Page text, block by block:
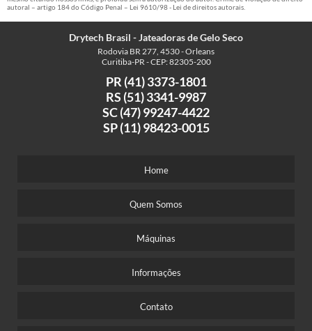
autoral – artigo 184 do Código Penal – Lei 9610/98 - Lei de direitos autorais
Drytech Brasil - Jateadoras de Gelo Seco
Rodovia BR 277, 4530 - Orleans
Curitiba-PR - CEP: 82305-200
PR (41) 3373-1801
RS (51) 3341-9987
SC (47) 99247-4422
SP (11) 98423-0015
Home
Quem Somos
Máquinas
Informações
Contato